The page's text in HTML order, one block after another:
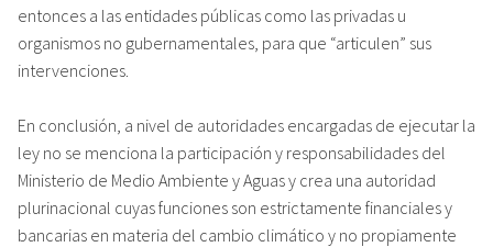
entonces a las entidades públicas como las privadas u
organismos no gubernamentales, para que “articulen” sus
intervenciones.
En conclusión, a nivel de autoridades encargadas de ejecutar la
ley no se menciona la participación y responsabilidades del
Ministerio de Medio Ambiente y Aguas y crea una autoridad
plurinacional cuyas funciones son estrictamente financiales y
bancarias en materia del cambio climático y no propiamente